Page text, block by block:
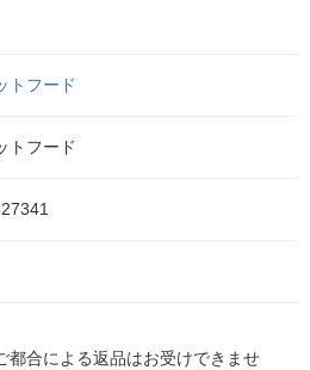
トフード
トフード
都合による返品はお受けできませ